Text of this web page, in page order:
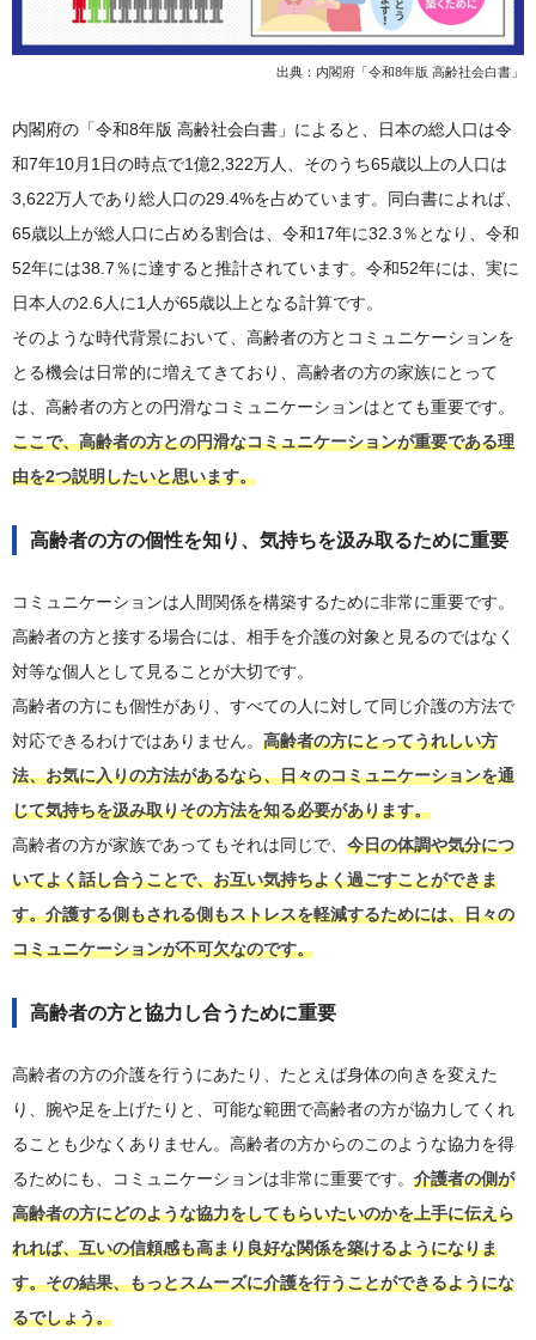
出典： 内閣府「令和8年版 高齢社会白書」
内閣府の「令和8年版 高齢社会白書」によると、日本の総人口は令
和7年10月1日の時点で1億2,322万人、そのうち65歳以上の人口は
3,622万人であり総人口の29.4%を占めています。同白書によれば、
65歳以上が総人口に占める割合は、令和17年に32.3％となり、令和
52年には38.7％に達すると推計されています。令和52年には、実に
日本人の2.6人に1人が65歳以上となる計算です。
そのような時代背景において、高齢者の方とコミュニケーションを
とる機会は日常的に増えてきており、高齢者の方の家族にとって
は、高齢者の方との円滑なコミュニケーションはとても重要です。
ここで、高齢者の方との円滑なコミュニケーションが重要である理
由を2つ説明したいと思います。
高齢者の方の個性を知り、気持ちを汲み取るために重要
コミュニケーションは人間関係を構築するために非常に重要です。
高齢者の方と接する場合には、相手を介護の対象と見るのではなく
対等な個人として見ることが大切です。
高齢者の方にも個性があり、すべての人に対して同じ介護の方法で
対応できるわけではありません。 高齢者の方にとってうれしい方
法、お気に入りの方法があるなら、日々のコミュニケーションを通
じて気持ちを汲み取りその方法を知る必要があります。
高齢者の方が家族であってもそれは同じで、 今日の体調や気分につ
いてよく話し合うことで、お互い気持ちよく過ごすことができま
す。介護する側もされる側もストレスを軽減するためには、日々の
コミュニケーションが不可欠なのです。
高齢者の方と協力し合うために重要
高齢者の方の介護を行うにあたり、たとえば身体の向きを変えた
り、腕や足を上げたりと、可能な範囲で高齢者の方が協力してくれ
ることも少なくありません。高齢者の方からのこのような協力を得
るためにも、コミュニケーションは非常に重要です。 介護者の側が
高齢者の方にどのような協力をしてもらいたいのかを上手に伝えら
れれば、互いの信頼感も高まり良好な関係を築けるようになりま
す。その結果、もっとスムーズに介護を行うことができるようにな
るでしょう。